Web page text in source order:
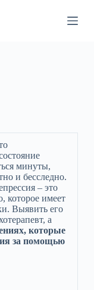
минуты,
и бесследно.
– это
которое имеет
Выявить его
а
которые
за помощью